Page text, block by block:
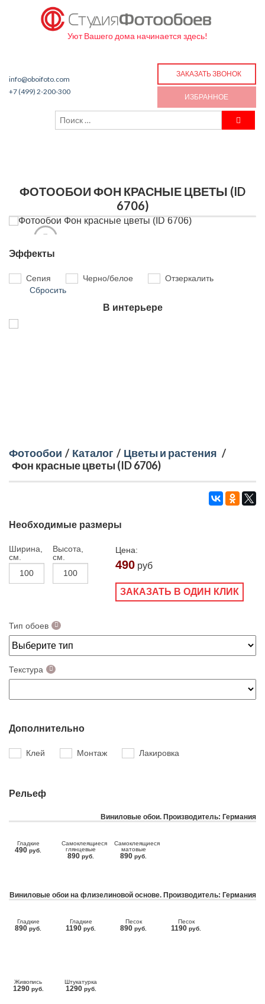
Уют Вашего дома начинается здесь!
info@oboifoto.com
+7 (499) 2-200-300
ЗАКАЗАТЬ ЗВОНОК
ИЗБРАННОЕ
ФОТООБОИ ФОН КРАСНЫЕ ЦВЕТЫ (ID
6706)
Эффекты
Сепия Черно/белое
Отзеркалить
Сбросить
В интерьере
Фотообои / Каталог / Цветы и растения /
Фон красные цветы (ID 6706)
Необходимые размеры
Ширина,
см.
Высота,
см.
Цена:
490 руб
ЗАКАЗАТЬ В ОДИН КЛИК
Тип обоев
Текстура
Дополнительно
Клей Монтаж Лакировка
Рельеф
Виниловые обои. Производитель: Германия
Гладкие
490 руб.
Самоклеящиеся
глянцевые
890 руб.
Самоклеящиеся
матовые
890 руб.
Виниловые обои на флизелиновой основе. Производитель: Германия
Гладкие
890 руб.
Гладкие
1190 руб.
Песок
890 руб.
Песок
1190 руб.
Живопись
1290 руб.
Штукатурка
1290 руб.